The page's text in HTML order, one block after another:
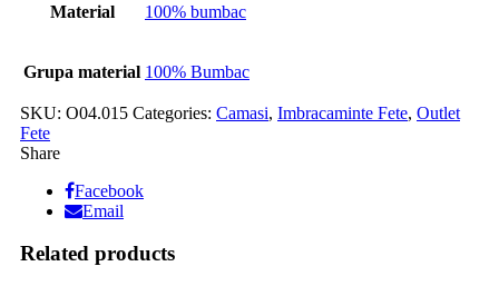
Material 100% bumbac
Grupa material 100% Bumbac
SKU: O04.015 Categories: Camasi, Imbracaminte Fete, Outlet
Fete
Share
Facebook
Email
Related products